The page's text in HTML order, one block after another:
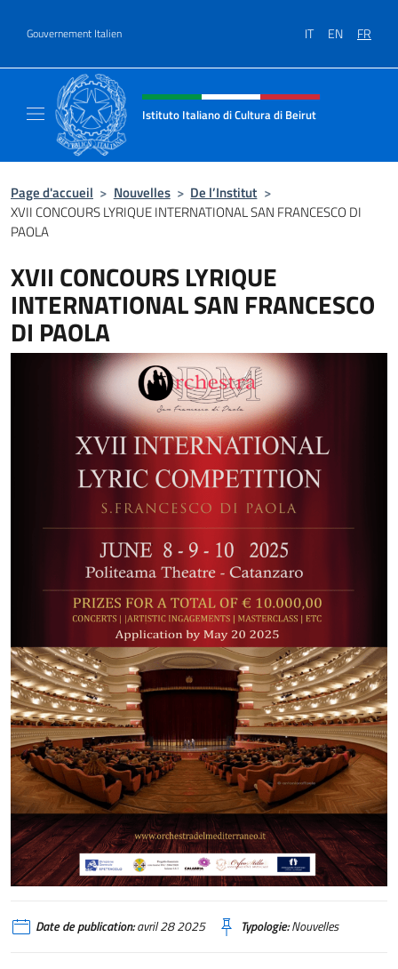
Gouvernement Italien IT EN FR
Site Web, social et en-tête de
Istituto Italiano di Cultura di Beirut
Page d'accueil > Nouvelles > De l’Institut >
XVII CONCOURS LYRIQUE INTERNATIONAL SAN FRANCESCO DI
PAOLA
XVII CONCOURS LYRIQUE
INTERNATIONAL SAN FRANCESCO
DI PAOLA
Date de publication:avril 28 2025 Typologie:Nouvelles